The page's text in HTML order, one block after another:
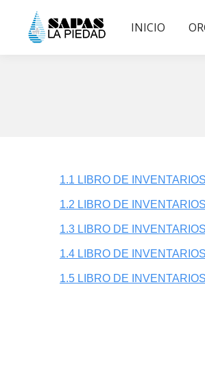
INICIO
1.1 LIBRO DE
1.2 LIBRO DE
1.3 LIBRO DE
1.4 LIBRO DE
1.5 LIBRO DE